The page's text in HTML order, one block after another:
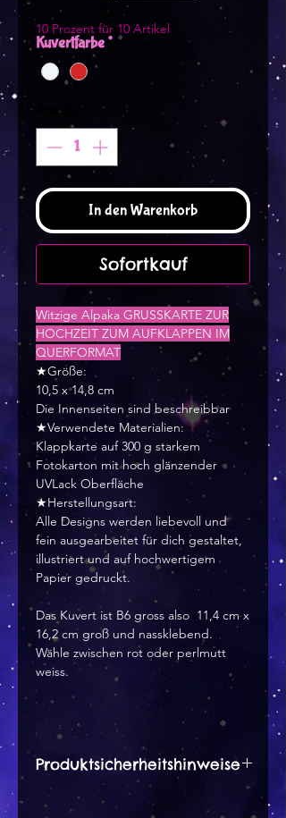
10 Prozent für 10 Artikel
Kuvertfarbe*
Anzahl *
In den Warenkorb
Sofortkauf
Witzige Alpaka GRUSSKARTE ZUR
HOCHZEIT ZUM AUFKLAPPEN IM
QUERFORMAT
★Größe:
10,5 x 14,8 cm
Die Innenseiten sind beschreibbar
★Verwendete Materialien:
Klappkarte auf 300 g starkem
Fotokarton mit hoch glänzender
UVLack Oberfläche
★Herstellungsart:
Alle Designs werden liebevoll und
fein ausgearbeitet für dich gestaltet,
illustriert und auf hochwertigem
Papier gedruckt.
Das Kuvert ist B6 gross also 11,4 cm x
16,2 cm groß und nassklebend.
Wähle zwischen rot oder perlmutt
weiss.
Produktsicherheitshinweise
Herstellerangaben: